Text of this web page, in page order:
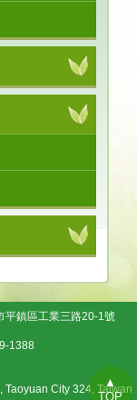
平鎮區工業三路20-1號
1388
Taoyuan City 324, Taiwan
▲
TOP